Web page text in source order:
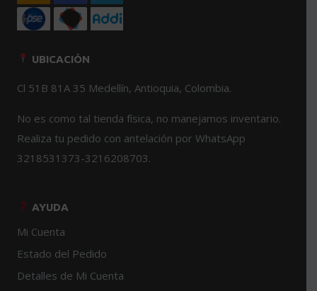
UBICACIÓN
Cl 51B 81A 35 Medellín, Antioquia, Colombia.
No es como tal tienda física, no manejamos inventario.
Realiza tu pedido con antelación por WhatsApp
3218531373-3216208703.
AYUDA
Mi Cuenta
Estado del Pedido
Detalles de Mi Cuenta